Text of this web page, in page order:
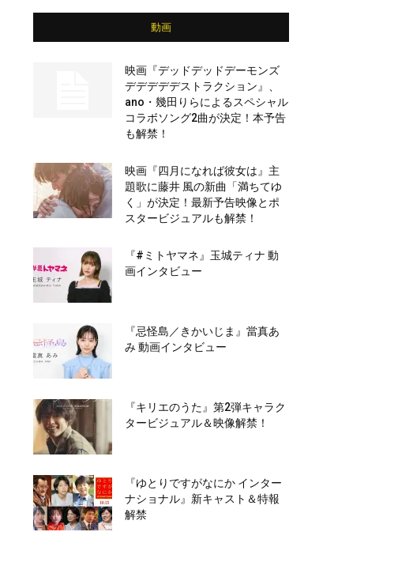
動画
映画『デッドデッドデーモンズ
デデデデデストラクション』、
ano・幾田りらによるスペシャル
コラボソング2曲が決定！本予告
も解禁！
映画『四月になれば彼女は』主
題歌に藤井 風の新曲「満ちてゆ
く」が決定！最新予告映像とポ
スタービジュアルも解禁！
『#ミトヤマネ』玉城ティナ 動
画インタビュー
『忌怪島／きかいじま』當真あ
み 動画インタビュー
『キリエのうた』第2弾キャラク
タービジュアル＆映像解禁！
『ゆとりですがなにか インター
ナショナル』新キャスト＆特報
解禁